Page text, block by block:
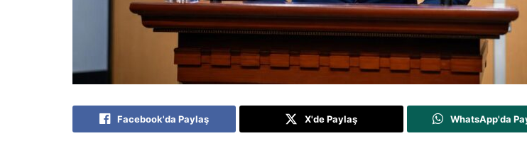
Facebook'da Paylaş X'de Paylaş WhatsApp'da